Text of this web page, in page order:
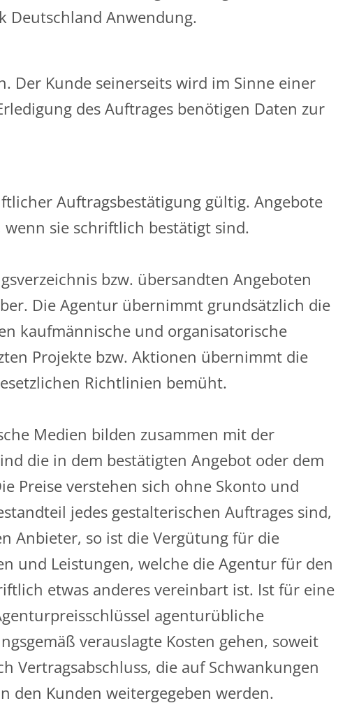
Deutschland Anwendung.
Der Kunde seinerseits wird im Sinne einer
des Auftrages benötigen Daten zur
Auftragsbestätigung gültig. Angebote
sie schriftlich bestätigt sind.
bzw. übersandten Angeboten
Die Agentur übernimmt grundsätzlich die
kaufmännische und organisatorische
Projekte bzw. Aktionen übernimmt die
Richtlinien bemüht.
Medien bilden zusammen mit der
die in dem bestätigten Angebot oder dem
Preise verstehen sich ohne Skonto und
jedes gestalterischen Auftrages sind,
Anbieter, so ist die Vergütung für die
und Leistungen, welche die Agentur für den
etwas anderes vereinbart ist. Ist für eine
agenturübliche
verauslagte Kosten gehen, soweit
Vertragsabschluss, die auf Schwankungen
den Kunden weitergegeben werden.